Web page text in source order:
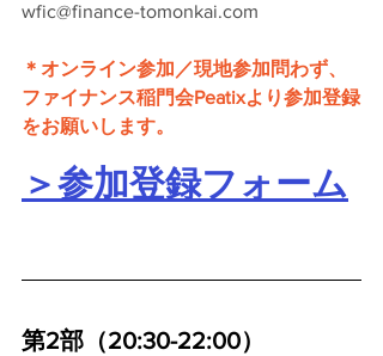
wfic@finance-tomonkai.com
＊オンライン参加／現地参加問わず、
ファイナンス稲門会Peatixより参加登録
をお願いします。
＞参加登録フォーム
第2部（20:30-22:00）